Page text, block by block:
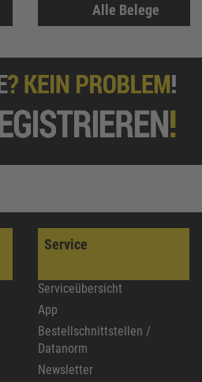
Alle Belege
Service
Serviceübersicht
App
Bestellschnittstellen /
Datanorm
Newsletter